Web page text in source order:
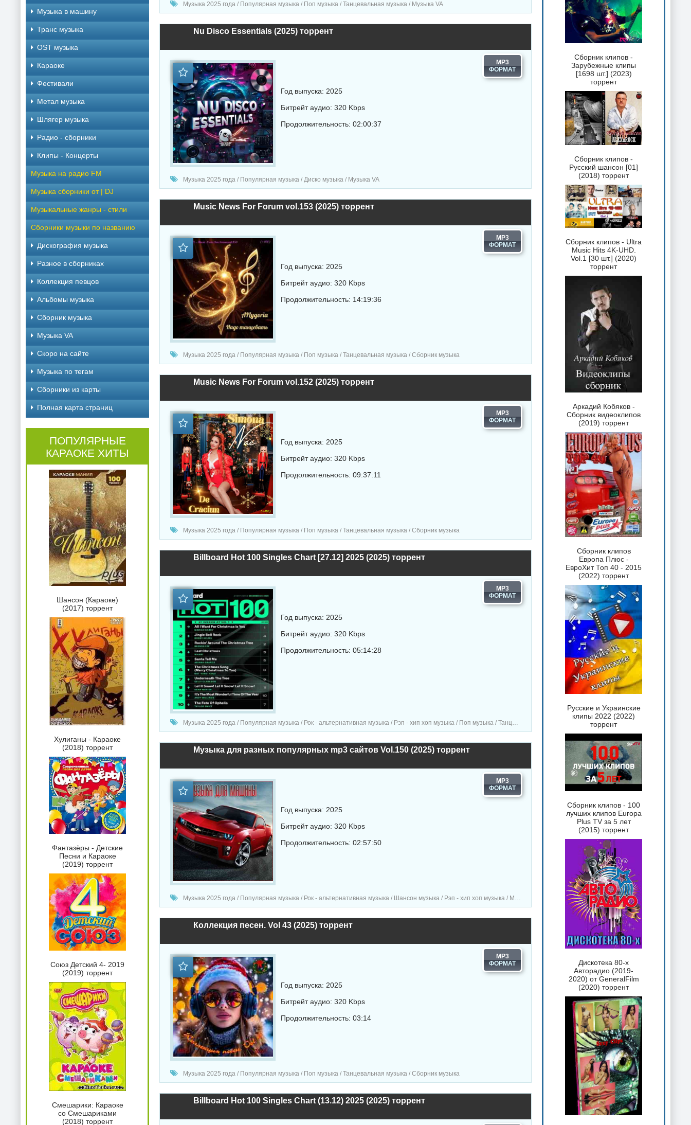
Музыка 2025 года / Популярная музыка / Поп музыка / Танцевальная музыка / Музыка VA
Nu Disco Essentials (2025) торрент
MP3
Год выпуска: 2025
Битрейт аудио: 320 Kbps
Продолжительность: 02:00:37
Музыка 2025 года / Популярная музыка / Диско музыка / Музыка VA
Music News For Forum vol.153 (2025) торрент
MP3
Год выпуска: 2025
Битрейт аудио: 320 Kbps
Продолжительность: 14:19:36
Музыка 2025 года / Популярная музыка / Поп музыка / Танцевальная музыка / Сборник музыка
Music News For Forum vol.152 (2025) торрент
MP3
Год выпуска: 2025
Битрейт аудио: 320 Kbps
Продолжительность: 09:37:11
Музыка 2025 года / Популярная музыка / Поп музыка / Танцевальная музыка / Сборник музыка
Billboard Hot 100 Singles Chart [27.12] 2025 (2025) торрент
MP3
Год выпуска: 2025
Битрейт аудио: 320 Kbps
Продолжительность: 05:14:28
Музыка 2025 года / Популярная музыка / Рок - альтернативная музыка / Рэп - хип хоп музыка / Поп музыка / Танцевальная музыка / Сборник музыка / RnB music / Hip-Hop music
Музыка для разных популярных mp3 сайтов Vol.150 (2025) торрент
MP3
Год выпуска: 2025
Битрейт аудио: 320 Kbps
Продолжительность: 02:57:50
Музыка 2025 года / Популярная музыка / Рок - альтернативная музыка / Шансон музыка / Рэп - хип хоп музыка / Музыка в машину / Поп музыка / Танцевальная музыка / Сборник музыка
Коллекция песен. Vol 43 (2025) торрент
MP3
Год выпуска: 2025
Битрейт аудио: 320 Kbps
Продолжительность: 03:14
Музыка 2025 года / Популярная музыка / Поп музыка / Танцевальная музыка / Сборник музыка
Billboard Hot 100 Singles Chart (13.12) 2025 (2025) торрент
Музыка в машину
Транс музыка
OST музыка
Караоке
Фестивали
Метал музыка
Шлягер музыка
Радио - сборники
Клипы - Концерты
Музыка на радио FM
Музыка сборники от | DJ
Музыкальные жанры - стили
Сборники музыки по названию
Дискография музыка
Разное в сборниках
Коллекция певцов
Альбомы музыка
Сборник музыка
Музыка VA
Скоро на сайте
Музыка по тегам
Cборники из карты
Полная карта страниц
ПОПУЛЯРНЫЕ
КАРАОКЕ ХИТЫ
Шансон (Караоке)
(2017) торрент
Хулиганы - Караоке
(2018) торрент
Фантазёры - Детские
Песни и Караоке
(2019) торрент
Союз Детский 4- 2019
(2019) торрент
Смешарики: Караоке
со Смешариками
(2018) торрент
Сборник клипов -
Зарубежные клипы
[1698 шт.] (2023)
торрент
Сборник клипов -
Русский шансон [01]
(2018) торрент
Сборник клипов - Ultra
Music Hits 4K-UHD.
Vol.1 [30 шт.] (2020)
торрент
Аркадий Кобяков -
Сборник видеоклипов
(2019) торрент
Сборник клипов
Европа Плюс -
ЕвроХит Топ 40 - 2015
(2022) торрент
Русские и Украинские
клипы 2022 (2022)
торрент
Сборник клипов - 100
лучших клипов Europa
Plus TV за 5 лет
(2015) торрент
Дискотека 80-х
Авторадио (2019-
2020) от GeneralFilm
(2020) торрент